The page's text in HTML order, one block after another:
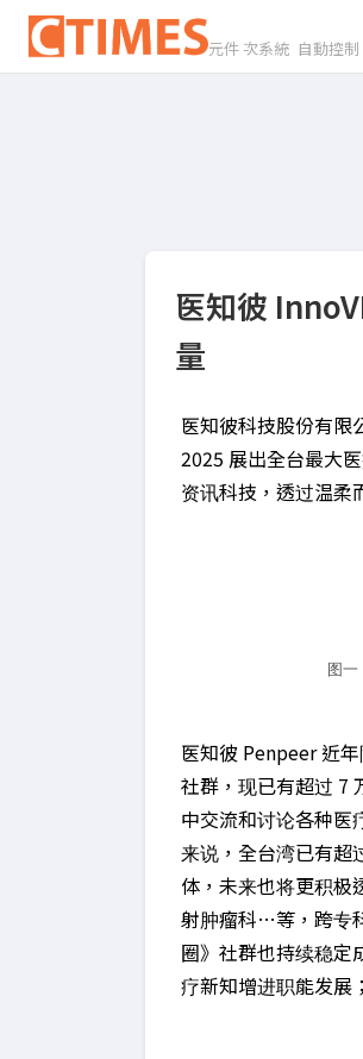
元件 次系統 自動控制
医知彼
量
医知彼科技股份有限
2025 展出全台最大
资讯科技，透过温柔
图一
医知彼 Penpeer 近
社群，现已有超过 7
中交流和讨论各种医
来说，全台湾已有超
体，未来也将更积极
射肿瘤科…等，跨专
圈》社群也持续稳定
疗新知增进职能发展